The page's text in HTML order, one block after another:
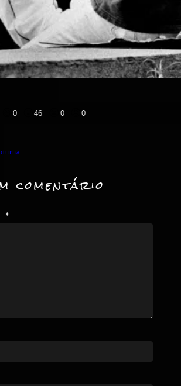
0 46 0 0
…
comentário
*